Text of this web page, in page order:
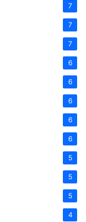
7
7
7
6
6
6
6
6
5
5
5
4